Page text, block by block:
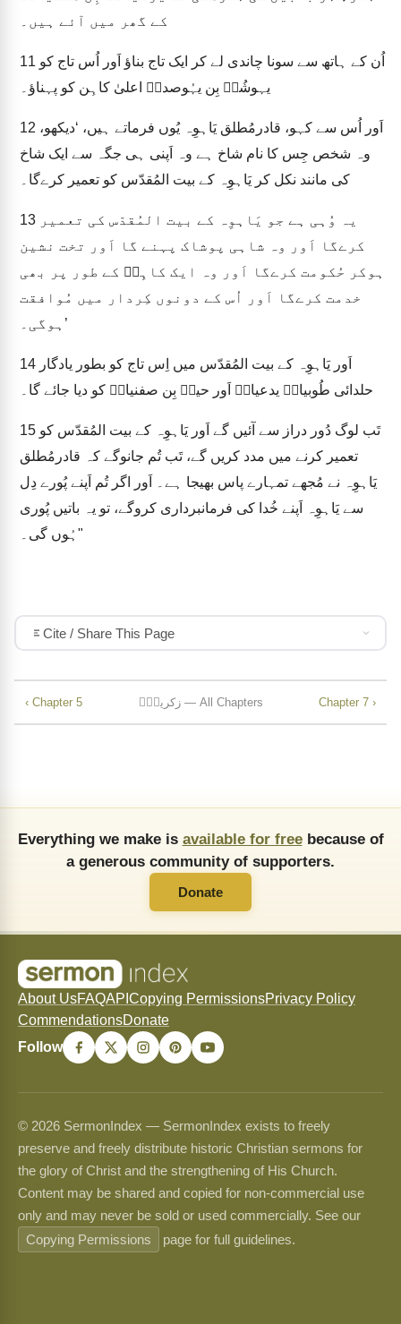
کے گھر میں آئے ہیں۔
11
یہوشُعؔ بِن یہُوصدقؔ اعلیٰ کاہِن کو پہناؤ۔
12
وہ شخص جِس کا نام شاخ ہے وہ اَپنی ہی جگہ سے ایک شاخ
کی مانند نکل کر یَاہوِہ کے بیت المُقدّس کو تعمیر کرےگا۔
13
کرےگا اَور وہ شاہی پوشاک پہنے گا اَور تخت نشین
ہوکر حُکومت کرےگا اَور وہ ایک کاہِنؔ کے طور پر بھی
خدمت کرےگا اَور اُس کے دونوں کِردار میں مُوافقت
ہوگی۔’
14
حلدائی طُوبیاہؔ یدعیاہؔ اَور حینؔ بِن صفنیاہؔ کو دیا جائے گا۔
15
تعمیر کرنے میں مدد کریں گے، تَب تُم جانوگے کہ قادرمُطلق
یَاہوِہ نے مُجھے تمہارے پاس بھیجا ہے۔ اَور اگر تُم اَپنے پُورے دِل
سے یَاہوِہ اَپنے خُدا کی فرمانبرداری کروگے، تو یہ باتیں پُوری
ہُوں گی۔"
Cite / Share This Page
‹ Chapter 5 زکریاؔہ — All Chapters Chapter 7 ›
Everything we make is available for freebecause of
a generous community of supporters.
Donate
About UsFAQAPI Copying PermissionsPrivacy Policy
CommendationsDonate
Follow
© 2026 SermonIndex — SermonIndex exists to freely
preserve and freely distribute historic Christian sermons for
the glory of Christ and the strengthening of His Church.
Content may be shared and copied for non-commercial use
only and may never be sold or used commercially. See our
Copying Permissions
page for full guidelines.